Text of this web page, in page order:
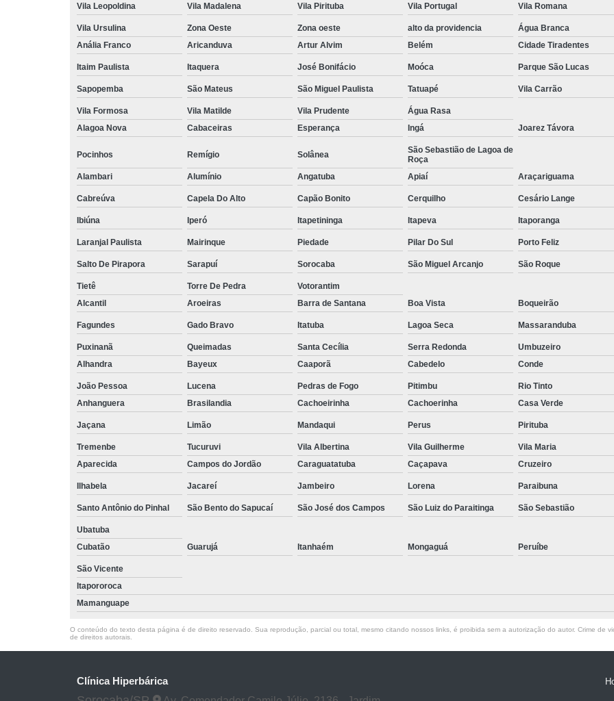
Tratamento Hiperbárica em Taubaté
Tratamento por Hiperbárica
Tratamento
Tratamento de Oxigenoterapia
Tratamento
Tratamento de Oxigenoterapia em Sorocaba
Tratamento de Oxigenoterapia Hiperbárica
Tratamento para Oxigenoterapia
Vila Leopoldina Vila Madalena Vila Pirituba Vila Portugal Vila Romana
Vila Ursulina Zona Oeste Zona oeste alto da providencia
Água Branca
Anália Franco
Aricanduva Artur Alvim Belém Cidade Tiradentes
Itaim Paulista Itaquera José Bonifácio Moóca Parque São Lucas
Sapopemba São Mateus São Miguel Paulista Tatuapé Vila Carrão
Vila Formosa Vila Matilde Vila Prudente
Água Rasa
Alagoa Nova
Cabaceiras Esperança Ingá Joarez Távora
Pocinhos Remígio Solânea
São Sebastião de Lagoa de
Roça
Alambari
Alumínio Angatuba Apiaí Araçariguama
Cabreúva Capela Do Alto Capão Bonito Cerquilho Cesário Lange
Ibiúna Iperó Itapetininga Itapeva Itaporanga
Laranjal Paulista Mairinque Piedade Pilar Do Sul Porto Feliz
Salto De Pirapora Sarapuí Sorocaba São Miguel Arcanjo São Roque
Tietê Torre De Pedra
Votorantim
Alcantil
Aroeiras Barra de Santana Boa Vista Boqueirão
Fagundes Gado Bravo Itatuba Lagoa Seca Massaranduba
Puxinanã Queimadas Santa Cecília Serra Redonda
Umbuzeiro
Alhandra
Bayeux Caaporã Cabedelo Conde
João Pessoa Lucena Pedras de Fogo Pitimbu Rio Tinto
Anhanguera
Brasilandia Cachoeirinha Cachoerinha Casa Verde
Jaçana Limão Mandaqui Perus Pirituba
Tremenbe Tucuruvi Vila Albertina Vila Guilherme Vila Maria
Aparecida
Campos do Jordão Caraguatatuba Caçapava Cruzeiro
Ilhabela Jacareí Jambeiro Lorena Paraibuna
Santo Antônio do Pinhal São Bento do Sapucaí São José dos Campos São Luiz do Paraitinga São Sebastião
Ubatuba
Cubatão
Guarujá Itanhaém Mongaguá Peruíbe
São Vicente
Itapororoca
Mamanguape
O conteúdo do texto desta página é de direito reservado. Sua reprodução, parcial ou total, mesmo citando nossos links, é proibida sem a autorização do autor. Crime de
de direitos autorais
Clínica Hiperbárica